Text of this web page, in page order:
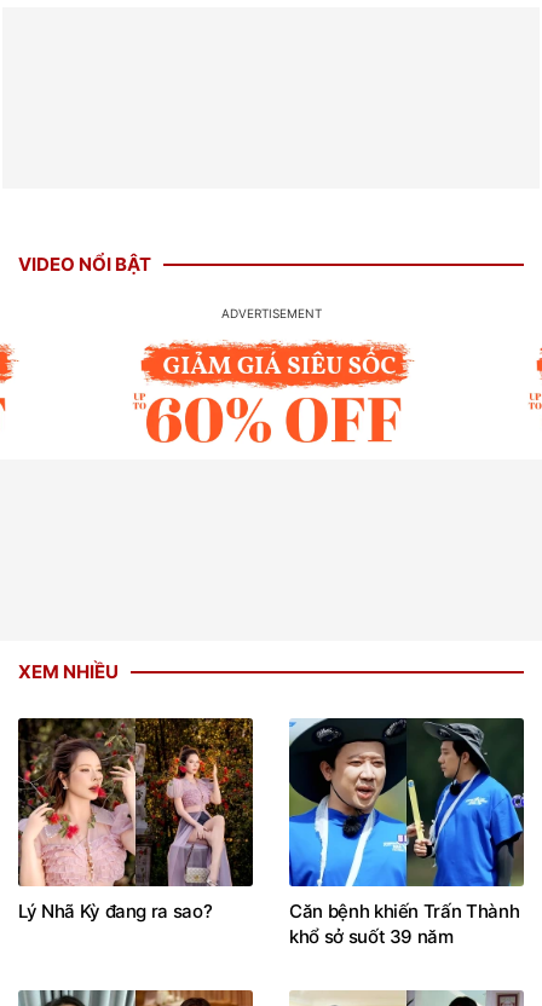
VIDEO NỔI BẬT
XEM NHIỀU
Lý Nhã Kỳ đang ra sao?
Căn bệnh khiến Trấn Thành
khổ sở suốt 39 năm